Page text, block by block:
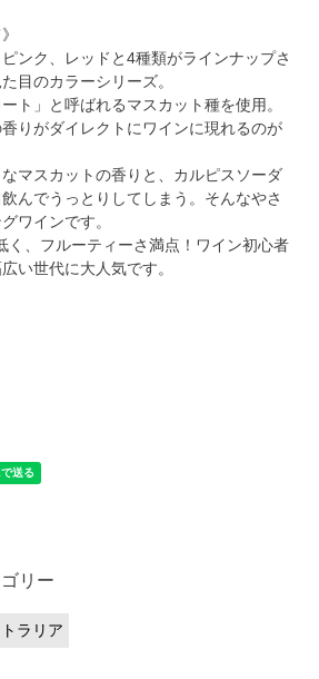
ンク、レッドと4種類がラインナップさ
目のカラーシリーズ。
ト」と呼ばれるマスカット種を使用。
りがダイレクトにワインに現れるのが
マスカットの香りと、カルピスソーダ
んでうっとりしてしまう。そんなやさ
ワインです。
く、フルーティーさ満点！ワイン初心者
い世代に大人気です。
リー
ラリア